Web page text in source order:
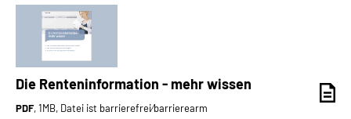
Die Renteninformation - mehr wissen
PDF, 1MB, Datei ist barrierefrei⁄barrierearm